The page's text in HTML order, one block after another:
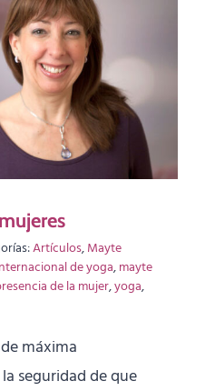
Artículos,Mayte
de yoga,mayte
de la mujer,yoga,
máxima
seguridad de que